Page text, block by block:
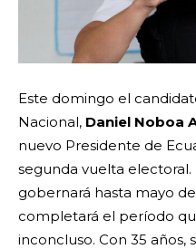
Este domingo el
Nacional, Daniel Noboa
nuevo Presidente de
segunda vuelta
gobernará hasta mayo
completará el período
inconcluso. Con 35 años,